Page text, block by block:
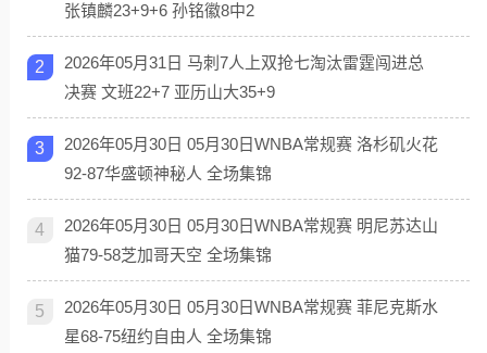
张镇麟23+9+6 孙铭徽8中2
2
2026年05月31日 马刺7人上双抢七淘汰雷霆闯进总
决赛 文班22+7 亚历山大35+9
3
2026年05月30日 05月30日WNBA常规赛 洛杉矶火花
92-87华盛顿神秘人 全场集锦
4
2026年05月30日 05月30日WNBA常规赛 明尼苏达山
猫79-58芝加哥天空 全场集锦
5
2026年05月30日 05月30日WNBA常规赛 菲尼克斯水
星68-75纽约自由人 全场集锦